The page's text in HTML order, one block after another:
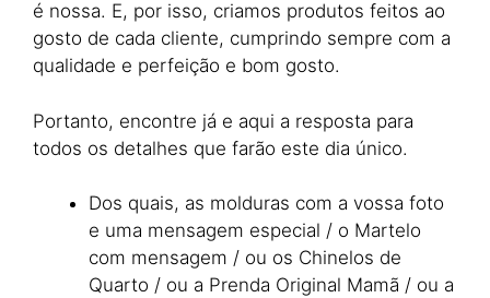
é nossa. E, por isso, criamos produtos feitos ao
gosto de cada cliente, cumprindo sempre com a
qualidade e perfeição e bom gosto.
Portanto, encontre já e aqui a resposta para
todos os detalhes que farão este dia único.
Dos quais, as molduras com a vossa foto
e uma mensagem especial / o Martelo
com mensagem / ou os Chinelos de
Quarto / ou a Prenda Original Mamã / ou a